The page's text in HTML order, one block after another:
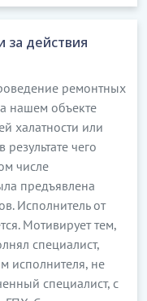
за действия
ремонтных
нашем объекте
халатности или
чего
числе
предъявлена
Исполнитель от
Мотивирует тем,
специалист,
исполнителя, не
специалист, с